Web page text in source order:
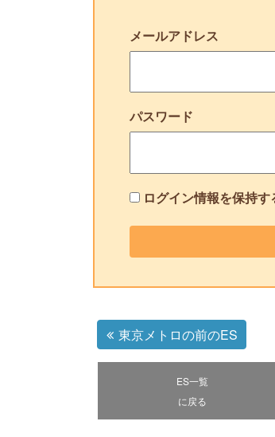
メールアドレス
パスワード
ログイン情報を保持す
東京メトロの前のES
ES一覧
に戻る